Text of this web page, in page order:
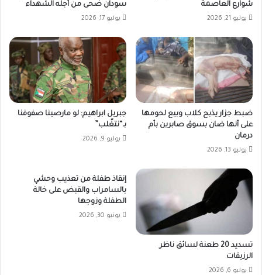
شوارع العاصمة
يوليو 21, 2026
سودان ضحى من أجله الشهداء
يوليو 17, 2026
ضبط جزار يذبح كلاب وبيع لحومها
على أنها ضان بسوق صابرين بأم
درمان
يوليو 13, 2026
جبريل ابراهيم: لو مارصينا صفوفنا
بـ“نتغّلب”
يوليو 9, 2026
تسديد 20 طعنة لسائق ناظر
الرزيقات
يوليو 6, 2026
إنقاذ طفلة من تعذيب وحشي
بالسامراب والقبض على خالة
الطفلة وزوجها
يونيو 30, 2026